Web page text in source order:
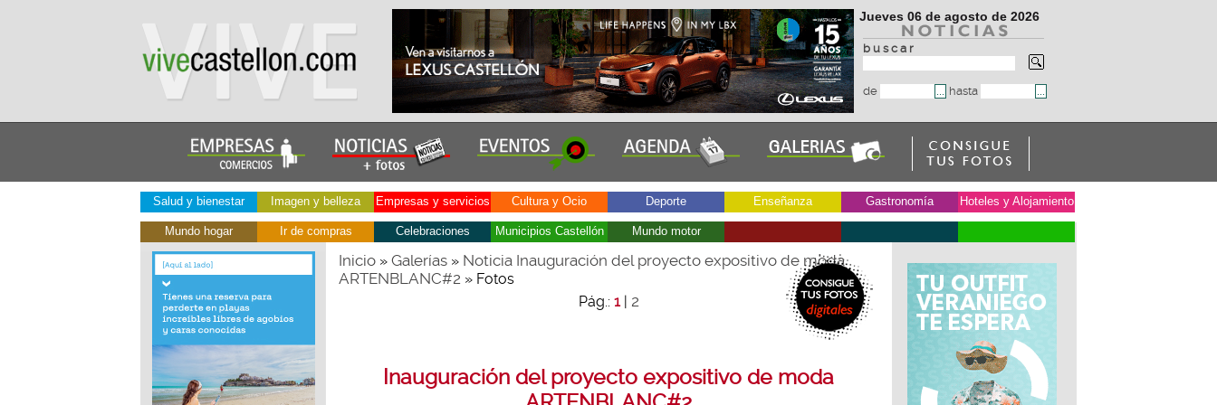
Jueves 06 de agosto de 2026
b u s c a r
de hasta
Salud y bienestar Imagen y belleza Empresas y servicios Cultura y Ocio Deporte Enseñanza Gastronomía Hoteles y Alojamiento
Mundo hogar Ir de compras Celebraciones Municipios Castellón Mundo motor
Inicio» Galerías» Noticia Inauguración del proyecto expositivo de moda
ARTENBLANC#2» Fotos
Pág.: 1| 2
Inauguración del proyecto expositivo de moda